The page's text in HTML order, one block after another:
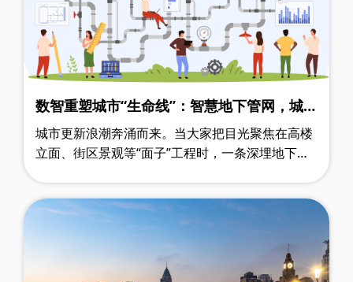
数智重塑城市“生命线”：智慧地下管网，城市
更新下一个爆发赛道
城市更新浪潮奔涌而来。当大家把目光聚焦在高楼
立面、街区景观等“面子”工程时，一条深埋地下的